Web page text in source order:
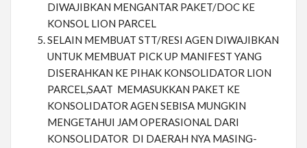
DIWAJIBKAN MENGANTAR PAKET/DOC KE
KONSOL LION PARCEL
SELAIN MEMBUAT STT/RESI AGEN DIWAJIBKAN
UNTUK MEMBUAT PICK UP MANIFEST YANG
DISERAHKAN KE PIHAK KONSOLIDATOR LION
PARCEL,SAAT MEMASUKKAN PAKET KE
KONSOLIDATOR AGEN SEBISA MUNGKIN
MENGETAHUI JAM OPERASIONAL DARI
KONSOLIDATOR DI DAERAH NYA MASING-